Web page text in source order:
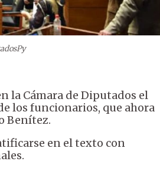
la Cámara de Diputados el
los funcionarios, que ahora
Benítez.
en el texto con